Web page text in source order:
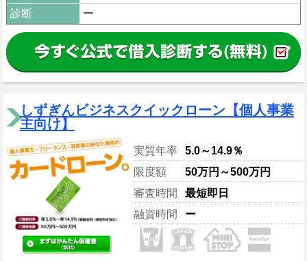
診断
ー
しずぎんビジネスクイックローン【個人事業
主向け】
実質年率
5.0～14.9％
限度額
50万円～500万円
審査時間
最短即日
融資時間
ー